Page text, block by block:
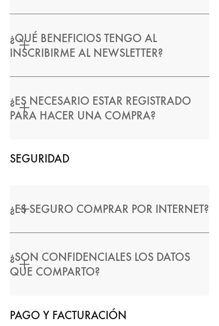
¿QUÉ BENEFICIOS TENGO AL
INSCRIBIRME AL NEWSLETTER?
¿ES NECESARIO ESTAR REGISTRADO
PARA HACER UNA COMPRA?
SEGURIDAD
¿ES SEGURO COMPRAR POR INTERNET?
¿SON CONFIDENCIALES LOS DATOS
QUE COMPARTO?
PAGO Y FACTURACIÓN